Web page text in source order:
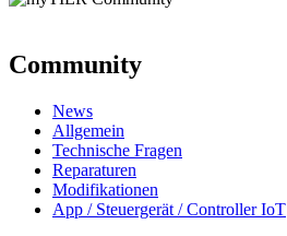
Community
News
Allgemein
Technische Fragen
Reparaturen
Modifikationen
App / Steuergerät / Controller IoT